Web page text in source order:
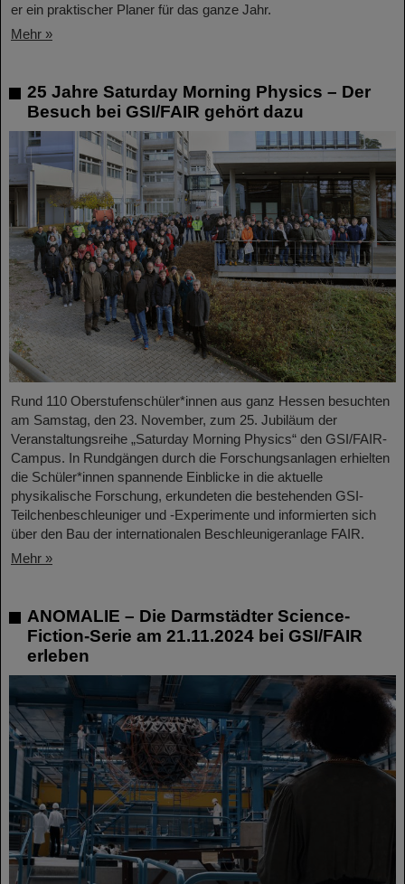
er ein praktischer Planer für das ganze Jahr.
Mehr »
25 Jahre Saturday Morning Physics – Der
Besuch bei GSI/FAIR gehört dazu
Rund 110 Oberstufenschüler*innen aus ganz Hessen besuchten
am Samstag, den 23. November, zum 25. Jubiläum der
Veranstaltungsreihe „Saturday Morning Physics“ den GSI/FAIR-
Campus. In Rundgängen durch die Forschungsanlagen erhielten
die Schüler*innen spannende Einblicke in die aktuelle
physikalische Forschung, erkundeten die bestehenden GSI-
Teilchenbeschleuniger und -Experimente und informierten sich
über den Bau der internationalen Beschleunigeranlage FAIR.
Mehr »
ANOMALIE – Die Darmstädter Science-
Fiction-Serie am 21.11.2024 bei GSI/FAIR
erleben